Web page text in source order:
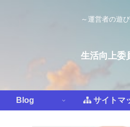
～運営者の遊
生活向上委
Blog サイトマ